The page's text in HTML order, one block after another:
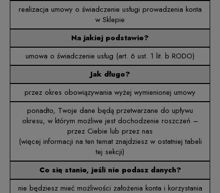
realizacja umowy o świadczenie usługi prowadzenia konta
w Sklepie
Na jakiej podstawie?
umowa o świadczenie usług (art. 6 ust. 1 lit. b RODO)
Jak długo?
przez okres obowiązywania wyżej wymienionej umowy
ponadto, Twoje dane będą przetwarzane do upływu
okresu, w którym możliwe jest dochodzenie roszczeń –
przez Ciebie lub przez nas
(więcej informacji na ten temat znajdziesz w ostatniej tabeli
tej sekcji)
Co się stanie, jeśli nie podasz danych?
nie będziesz mieć możliwości założenia konta i korzystania